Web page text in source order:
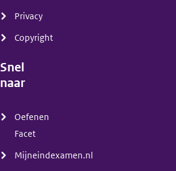
Privacy
Copyright
Snel
naar
Oefenen
Facet
Mijneindexamen.nl